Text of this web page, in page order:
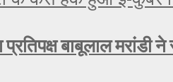
बाबूलाल मरांडी